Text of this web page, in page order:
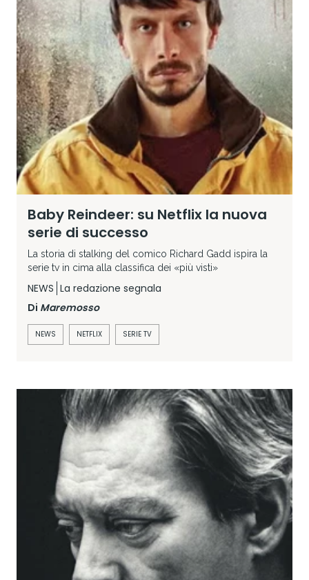
Baby Reindeer: su Netflix la nuova
serie di successo
La storia di stalking del comico Richard Gadd ispira la
serie tv in cima alla classifica dei «più visti»
NEWS La redazione segnala
Di Maremosso
NEWS NETFLIX SERIE TV